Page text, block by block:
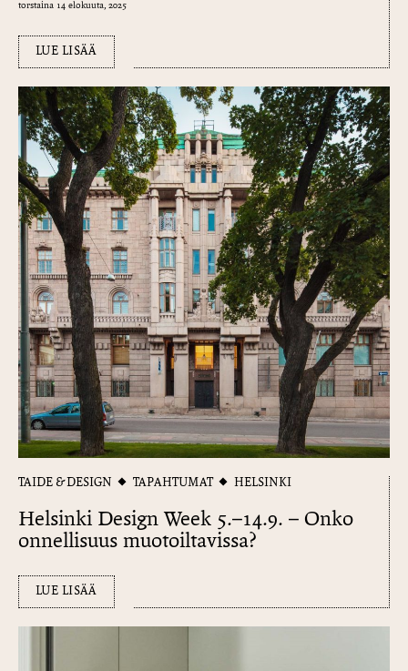
torstaina 14 elokuuta, 2025
LUE LISÄÄ
TAIDE & DESIGN TAPAHTUMAT HELSINKI
Helsinki Design Week 5.–14.9. – Onko
onnellisuus muotoiltavissa?
LUE LISÄÄ